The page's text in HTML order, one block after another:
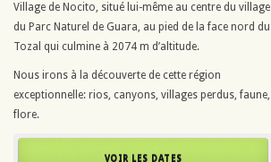
Village de Nocito, situé lui-même au centre du village
du Parc Naturel de Guara, au pied de la face nord du
Tozal qui culmine à 2074 m d’altitude.
Nous irons à la découverte de cette région
exceptionnelle: rios, canyons, villages perdus, faune,
flore.
VOIR LES DATES